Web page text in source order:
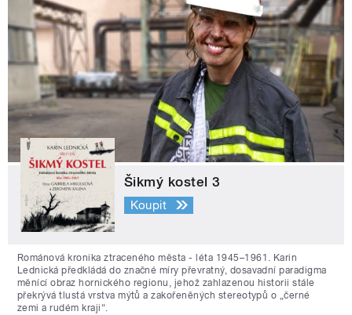
Šikmý kostel 3
Koupit
Románová kronika ztraceného města - léta 1945–1961. Karin
Lednická předkládá do značné míry převratný, dosavadní paradigma
měnící obraz hornického regionu, jehož zahlazenou historii stále
překrývá tlustá vrstva mýtů a zakořeněných stereotypů o „černé
zemi a rudém kraji“.